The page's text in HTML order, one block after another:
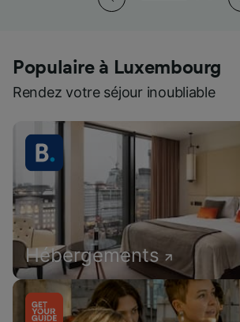
Populaire à Luxembourg
Rendez votre séjour inoubliable
Hébergements